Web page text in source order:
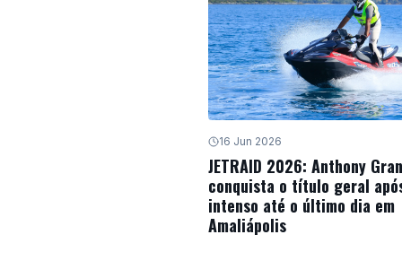
16 Jun 2026
JETRAID 2026: Anthony
conquista o título geral
intenso até o último dia em
Amaliápolis